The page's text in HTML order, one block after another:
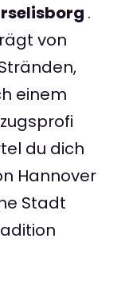
.
von
einem
du dich
Hannover
Stadt